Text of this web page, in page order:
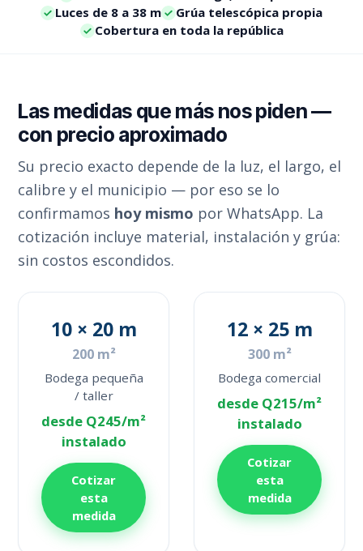
Luces de 8 a 38 m
Grúa telescópica propia
Cobertura en toda la república
Las medidas que más nos piden —
con precio aproximado
Su precio exacto depende de la luz, el largo, el
calibre y el municipio — por eso se lo
confirmamos hoy mismo por WhatsApp. La
cotización incluye material, instalación y grúa:
sin costos escondidos.
10 × 20 m
200 m²
Bodega pequeña
/ taller
desde Q245/m²
instalado
Cotizar
esta
medida
12 × 25 m
300 m²
Bodega comercial
desde Q215/m²
instalado
Cotizar
esta
medida